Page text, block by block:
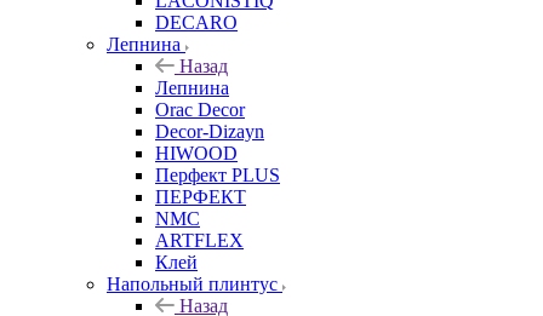
DECARO
Лепнина
Назад
Лепнина
Orac Decor
Decor-Dizayn
HIWOOD
Перфект PLUS
ПЕРФЕКТ
NMC
ARTFLEX
Клей
Напольный плинтус
Назад